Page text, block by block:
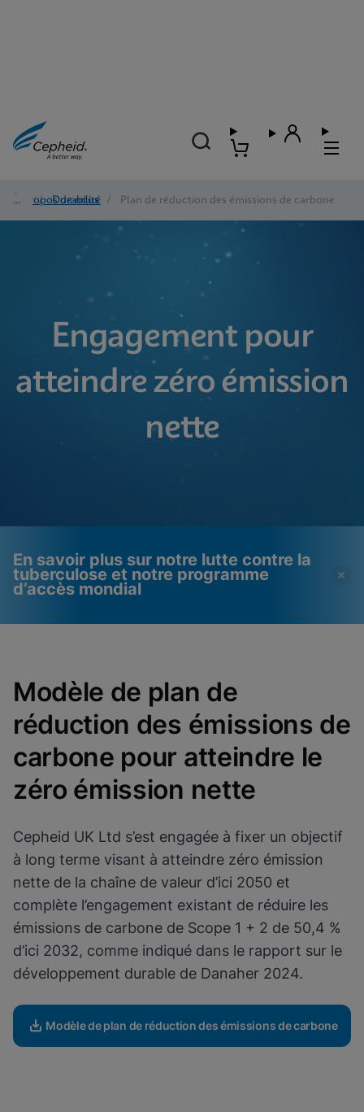
À propos de nous
/ Durabilité / Plan de réduction des émissions de carbone
Engagement pour
atteindre zéro émission
nette
En savoir plus sur notre lutte contre la
tuberculose et notre programme
d’accès mondial
l'activation des cookies
fonctionnels
Veuillez noter :L'activation des cookies
fonctionnels mettra à jour ces
Afficher & mettre à jour vos paramètres de
cookies
Afficher la politique de confidentialité
activés
Afficher & mettre à jour vos paramètres de
Afficher la politique de confidentialité
Terminé
Modèle de plan de
réduction des émissions de
carbone pour atteindre le
zéro émission nette
Cepheid UK Ltd s’est engagée à fixer un objectif
à long terme visant à atteindre zéro émission
nette de la chaîne de valeur d’ici 2050 et
complète l’engagement existant de réduire les
émissions de carbone de Scope 1 + 2 de 50,4 %
d’ici 2032, comme indiqué dans le rapport sur le
développement durable de Danaher 2024.
Modèle de plan de réduction des émissions de carbone